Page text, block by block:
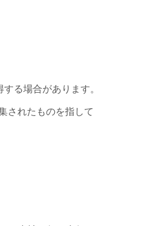
る場合があります。
されたものを指して